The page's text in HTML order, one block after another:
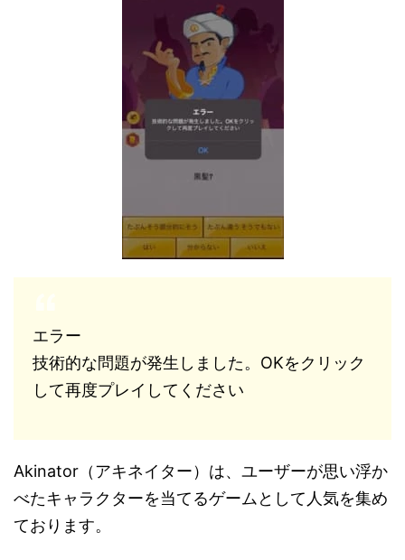
エラー
技術的な問題が発生しました。OKをクリック
して再度プレイしてください
Akinator（アキネイター）は、ユーザーが思い浮か
べたキャラクターを当てるゲームとして人気を集め
ております。